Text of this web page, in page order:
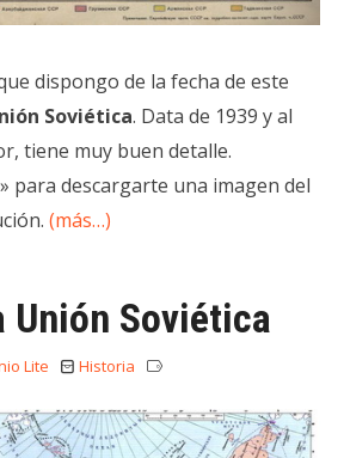
dispongo de la fecha de este
Soviética. Data de 1939 y al
tiene muy buen detalle.
para descargarte una imagen del
(más…)
Unión Soviética
Lite Historia